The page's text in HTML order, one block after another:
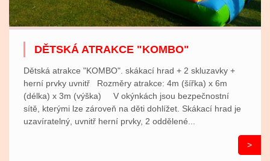
DĚTSKÁ ATRAKCE "KOMBO"
Dětská atrakce "KOMBO". skákací hrad + 2 skluzavky +
herní prvky uvnitř Rozměry atrakce: 4m (šířka) x 6m
(délka) x 3m (výška) V okýnkách jsou bezpečnostní
sítě, kterými lze zároveň na děti dohlížet. Skákací hrad je
uzavíratelný, uvnitř herní prvky, 2 oddělené...
>